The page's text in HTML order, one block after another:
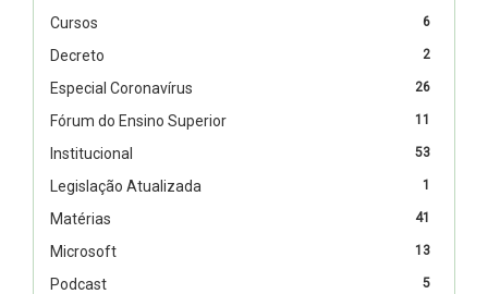
6
Cursos
2
Decreto
26
Especial Coronavírus
11
Fórum do Ensino Superior
53
Institucional
1
Legislação Atualizada
41
Matérias
13
Microsoft
5
Podcast